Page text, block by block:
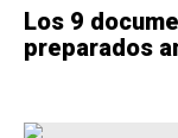
Los 9
preparados